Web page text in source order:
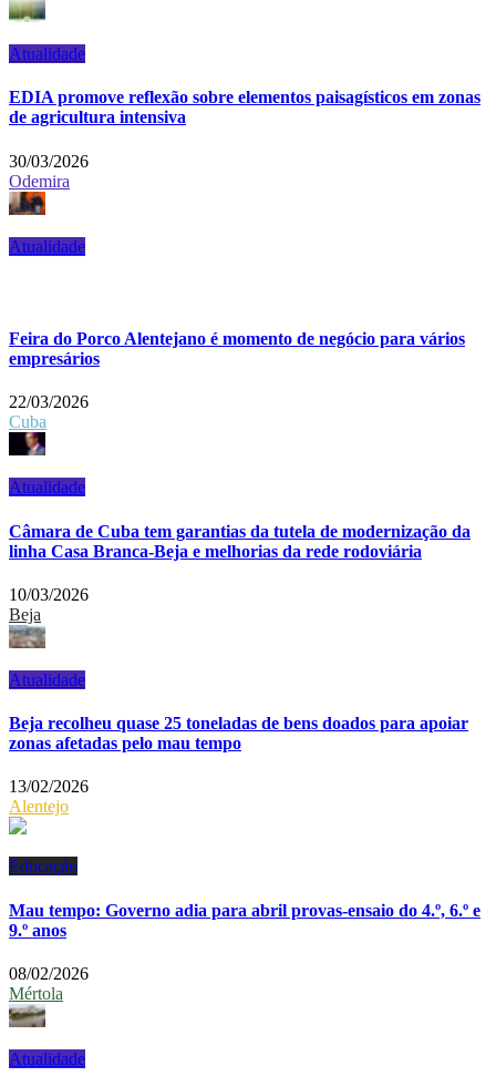
Atualidade
EDIA promove reflexão sobre elementos paisagísticos em zonas
de agricultura intensiva
30/03/2026
Odemira
Atualidade
Feira do Porco Alentejano é momento de negócio para vários
empresários
22/03/2026
Cuba
Atualidade
Câmara de Cuba tem garantias da tutela de modernização da
linha Casa Branca-Beja e melhorias da rede rodoviária
10/03/2026
Beja
Atualidade
Beja recolheu quase 25 toneladas de bens doados para apoiar
zonas afetadas pelo mau tempo
13/02/2026
Alentejo
Educação
Mau tempo: Governo adia para abril provas-ensaio do 4.º, 6.º e
9.º anos
08/02/2026
Mértola
Atualidade